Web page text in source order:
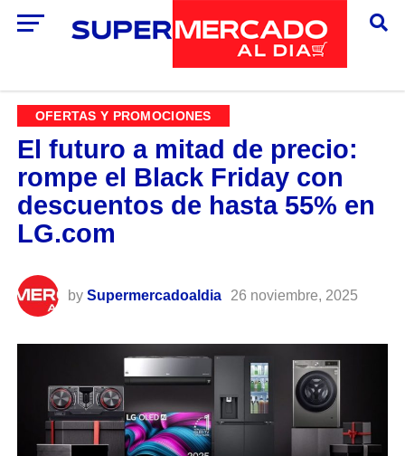
OFERTAS Y PROMOCIONES
El futuro a mitad de precio:
rompe el Black Friday con
descuentos de hasta 55% en
LG.com
by Supermercadoaldia 26 noviembre, 2025